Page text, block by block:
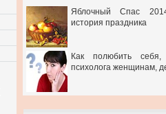
Яблочный Спас
история праздника
Как полюбить себя,
психолога женщинам,